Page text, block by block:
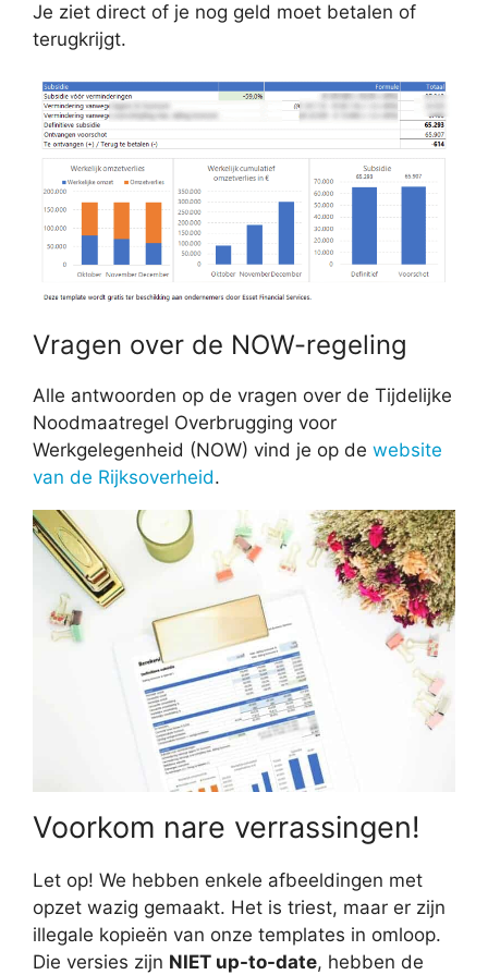
Je ziet direct of je nog geld moet betalen of
terugkrijgt.
Vragen over de NOW-regeling
Alle antwoorden op de vragen over de Tijdelijke
Noodmaatregel Overbrugging voor
Werkgelegenheid (NOW) vind je op de website
van de Rijksoverheid.
Voorkom nare verrassingen!
Let op! We hebben enkele afbeeldingen met
opzet wazig gemaakt. Het is triest, maar er zijn
illegale kopieën van onze templates in omloop.
Die versies zijn NIET up-to-date, hebben de